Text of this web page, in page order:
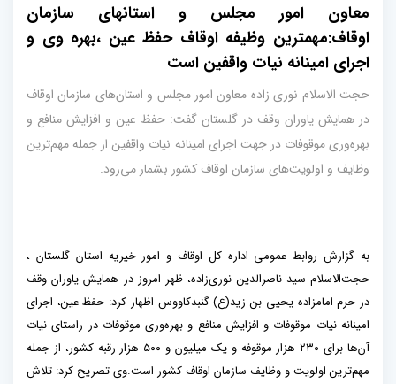
معاون امور مجلس و استانهای سازمان
اوقاف:مهمترین وظیفه اوقاف حفظ عین ،بهره وی و
اجرای امینانه نیات واقفین است
حجت الاسلام نوری زاده معاون امور مجلس و استان‌های سازمان اوقاف
در همایش یاوران وقف در گلستان گفت: حفظ عین و افزایش منافع و
بهره‌وری موقوفات در جهت اجرای امینانه نیات واقفین از جمله مهم‌ترین
وظایف و اولویت‌های سازمان اوقاف کشور بشمار می‌رود.
به گزارش روابط عمومی اداره کل اوقاف و امور خیریه استان گلستان ،
حجت‌الاسلام سید ناصرالدین نوری‌زاده، ظهر امروز در همایش یاوران وقف
در حرم امامزاده یحیی بن زید(ع) گنبدکاووس اظهار کرد: حفظ عین، اجرای
امینانه نیات موقوفات و افزایش منافع و بهره‌وری موقوفات در راستای نیات
آن‌ها برای ۲۳۰ هزار موقوفه و یک میلیون و ۵۰۰ هزار رقبه کشور، از جمله
مهم‌ترین اولویت و وظایف سازمان اوقاف کشور است.وی تصریح کرد: تلاش